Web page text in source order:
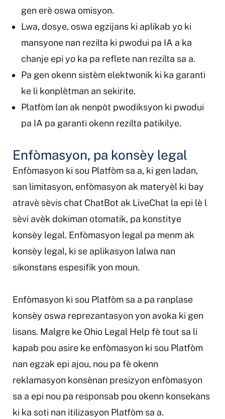
gen erè oswa omisyon.
Lwa, dosye, oswa egzijans ki aplikab yo ki
mansyone nan rezilta ki pwodui pa IA a ka
chanje epi yo ka pa reflete nan rezilta sa a.
Pa gen okenn sistèm elektwonik ki ka garanti
ke li konplètman an sekirite.
Platfòm lan ak nenpòt pwodiksyon ki pwodui
pa IA pa garanti okenn rezilta patikilye.
Enfòmasyon, pa konsèy legal
Enfòmasyon ki sou Platfòm sa a, ki gen ladan,
san limitasyon, enfòmasyon ak materyèl ki bay
atravè sèvis chat ChatBot ak LiveChat la epi lè l
sèvi avèk dokiman otomatik, pa konstitye
konsèy legal. Enfòmasyon legal pa menm ak
konsèy legal, ki se aplikasyon lalwa nan
sikonstans espesifik yon moun.
Enfòmasyon ki sou Platfòm sa a pa ranplase
konsèy oswa reprezantasyon yon avoka ki gen
lisans. Malgre ke Ohio Legal Help fè tout sa li
kapab pou asire ke enfòmasyon ki sou Platfòm
nan egzak epi ajou, nou pa fè okenn
reklamasyon konsènan presizyon enfòmasyon
sa a epi nou pa responsab pou okenn konsekans
ki ka soti nan itilizasyon Platfòm sa a.